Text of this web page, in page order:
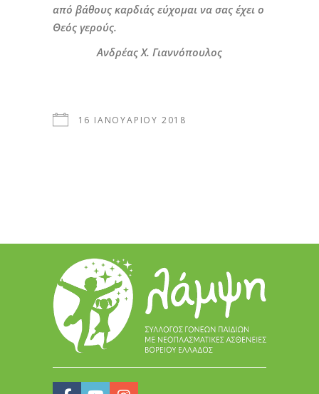
από βάθους καρδιάς εύχομαι να σας έχει ο
Θεός γερούς.
Ανδρέας Χ. Γιαννόπουλος
16 ΙΑΝΟΥΑΡΊΟΥ 2018